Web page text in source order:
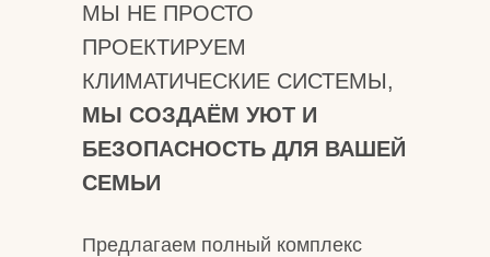
Предлагаем полный комплекс
МЫ НЕ ПРОСТО
ПРОЕКТИРУЕМ
КЛИМАТИЧЕСКИЕ СИСТЕМЫ,
МЫ СОЗДАЁМ УЮТ И
БЕЗОПАСНОСТЬ ДЛЯ ВАШЕЙ
СЕМЬИ